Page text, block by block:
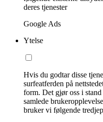
deres tjenester
Google Ads
Ytelse
Hvis du godtar disse
surfeatferden på
form. Det gjør oss i
samlede
bruker vi følgende